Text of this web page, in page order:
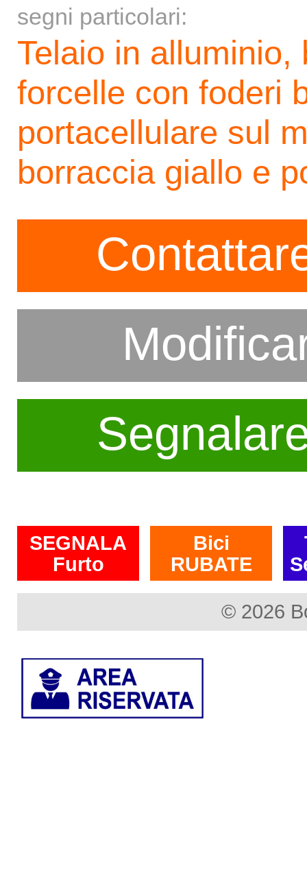
segni particolari:
Telaio in
forcelle con foderi
portacellulare sul
borraccia giallo e
SEGNALA
Furto
Bici
RUBATE
© 2026